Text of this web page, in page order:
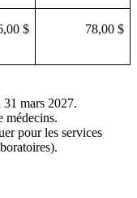
$ 78,00 $
mars 2027.
médecins.
pour les services